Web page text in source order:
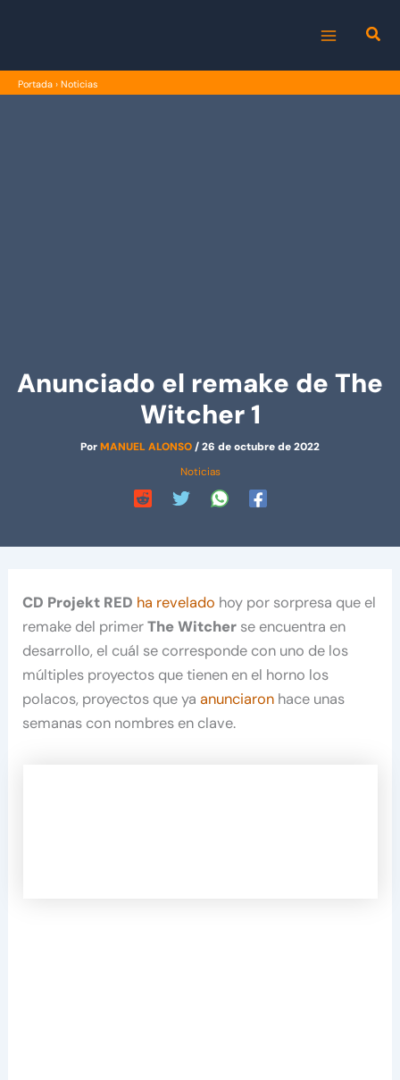
MENU
Portada › Noticias
Anunciado el remake de The
Witcher 1
PorMANUEL ALONSO/26 de octubre de 2022
Noticias
CD Projekt RED ha revelado hoy por sorpresa que el
remake del primerThe Witcher se encuentra en
desarrollo, el cuál se corresponde con uno de los
múltiples proyectos que tienen en el horno los
polacos, proyectos que yaanunciaron hace unas
semanas con nombres en clave.